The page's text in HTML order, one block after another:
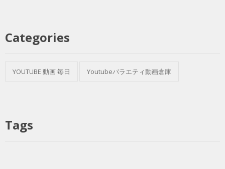
Categories
YOUTUBE 動画 毎日 Youtubeバラエティ動画倉庫
Tags